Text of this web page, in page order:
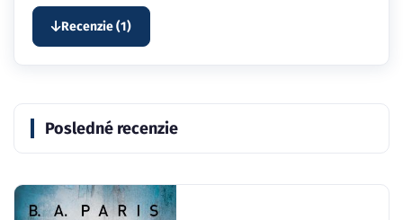
Recenzie (1)
Posledné recenzie